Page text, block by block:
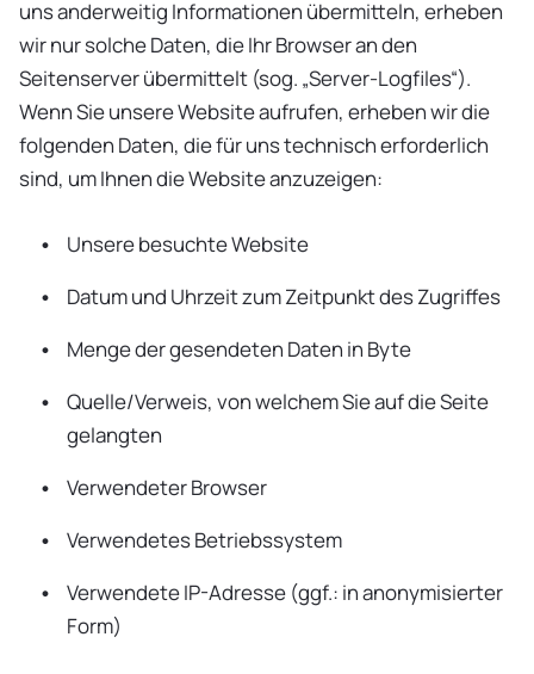
uns anderweitig Informationen übermitteln, erheben
wir nur solche Daten, die Ihr Browser an den
Seitenserver übermittelt (sog. „Server-Logfiles“).
Wenn Sie unsere Website aufrufen, erheben wir die
folgenden Daten, die für uns technisch erforderlich
sind, um Ihnen die Website anzuzeigen:
Unsere besuchte Website
Datum und Uhrzeit zum Zeitpunkt des Zugriffes
Menge der gesendeten Daten in Byte
Quelle/Verweis, von welchem Sie auf die Seite
gelangten
Verwendeter Browser
Verwendetes Betriebssystem
Verwendete IP-Adresse (ggf.: in anonymisierter
Form)